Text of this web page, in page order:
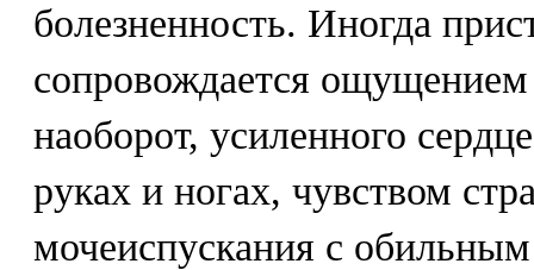
болезненность. Иногда
сопровождается
наоборот, усиленного
руках и ногах, чувством
мочеиспускания с